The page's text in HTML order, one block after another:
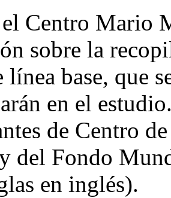
Centro Mario
sobre la
línea base, que
en el
de Centro
del Fondo
en inglés).